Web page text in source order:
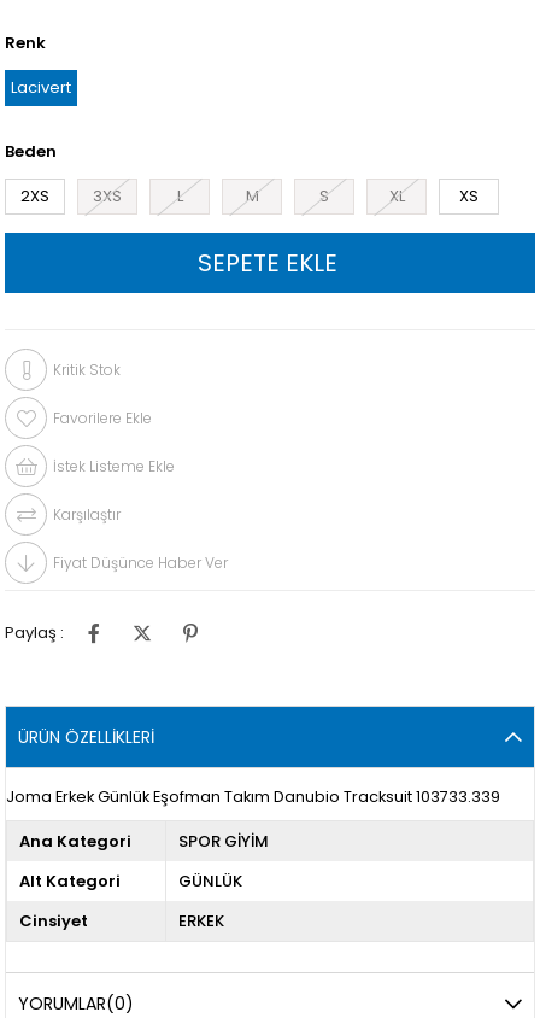
Renk
Lacivert
Beden
2XS
3XS L M S XL XS
Kritik Stok
Favorilere Ekle
İstek Listeme Ekle
Karşılaştır
Fiyat Düşünce Haber Ver
Paylaş :
ÜRÜN ÖZELLIKLERI
Joma Erkek Günlük Eşofman Takım Danubio Tracksuit 103733.339
Ana Kategori
SPOR GİYİM
Alt Kategori
GÜNLÜK
Cinsiyet
ERKEK
YORUMLAR(0)